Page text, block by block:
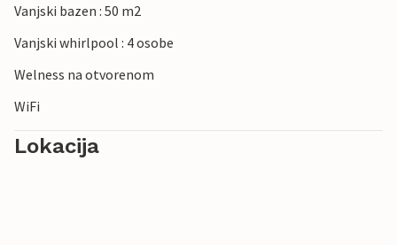
Vanjski bazen : 50 m2
Vanjski whirlpool : 4 osobe
Welness na otvorenom
WiFi
Lokacija